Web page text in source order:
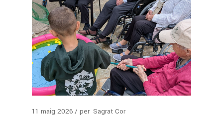
11 maig 2026 per Sagrat Cor